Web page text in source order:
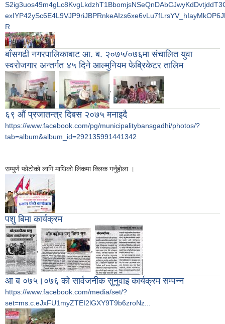
R
बाँसगढी नगरपालिकाबाट आ. ब. २०७५/०७६मा संचालित युवा
स्वरोजगार अन्तर्गत ४५ दिने आल्मुनियम फेब्रिकेटर तालिम
, ,
६९ औं प्रजातन्त्र दिबस २०७५ मनाइदै
https://www.facebook.com/pg/municipalitybansgadhi/photos/?
tab=album&album_id=292135991441342
सम्पुर्ण फोटोकाे लागि माथिकाे लि‌ंकमा क्लिक गर्नुहाेला ।
पशु बिमा कार्यक्रम
आ ब ०७५।०७६ को सार्वजनीक सुनुवाइ कार्यक्रम सम्पन्न
https://www.facebook.com/media/set/?
set=ms.c.eJxFU1myZTEI2lGXY9T9b6zroNz...